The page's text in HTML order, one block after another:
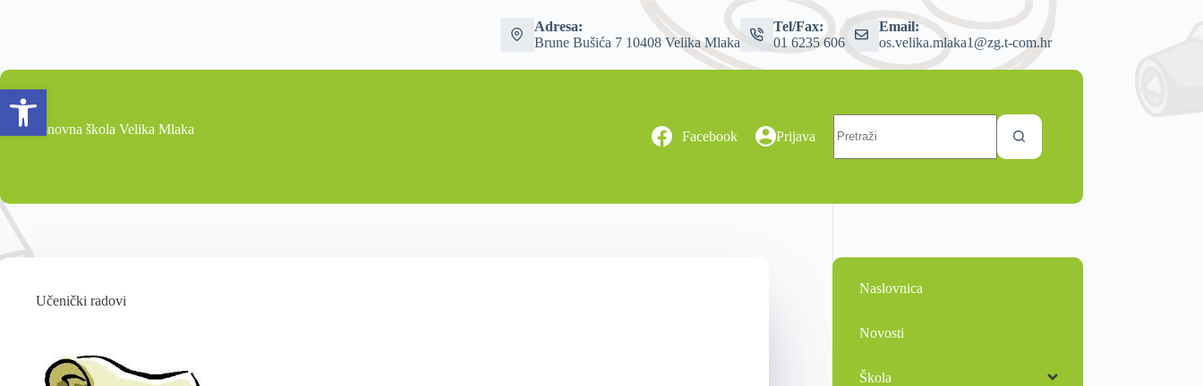
Open toolbar
Adresa:
Brune Bušića 7 10408 Velika Mlaka
Tel/Fax:
01 6235 606
Email:
os.velika.mlaka1@zg.t-com.hr
Osnovna škola Velika Mlaka Facebook Prijava
Učenički radovi
Naslovnica
Novosti
Škola